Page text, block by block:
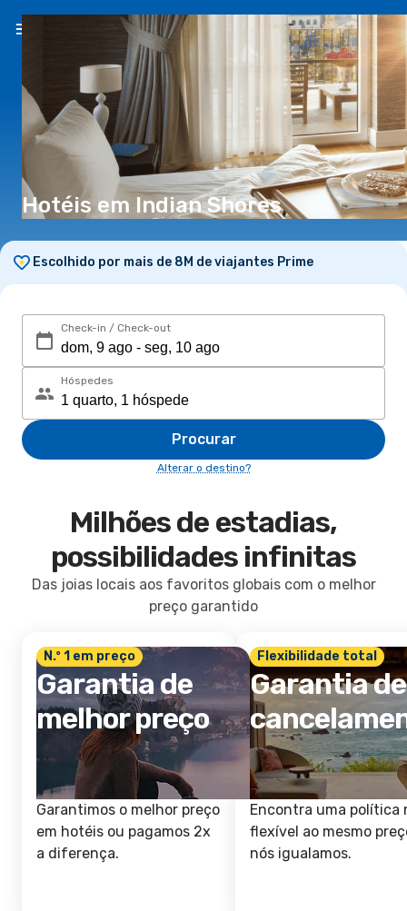
PT(€)
Hotéis em Indian Shores
Escolhido por mais de 8M de viajantes Prime
Check-in / Check-out
Hóspedes
Procurar
Alterar o destino?
Milhões de estadias,
possibilidades infinitas
Das joias locais aos favoritos globais com o melhor
preço garantido
N.º 1 em preço
Garantia de
melhor preço
Garantimos o melhor preço
em hotéis ou pagamos 2x
a diferença.
Flexibilidade total
Garantia de
Encontra uma política
flexível ao mesmo
nós igualamos.